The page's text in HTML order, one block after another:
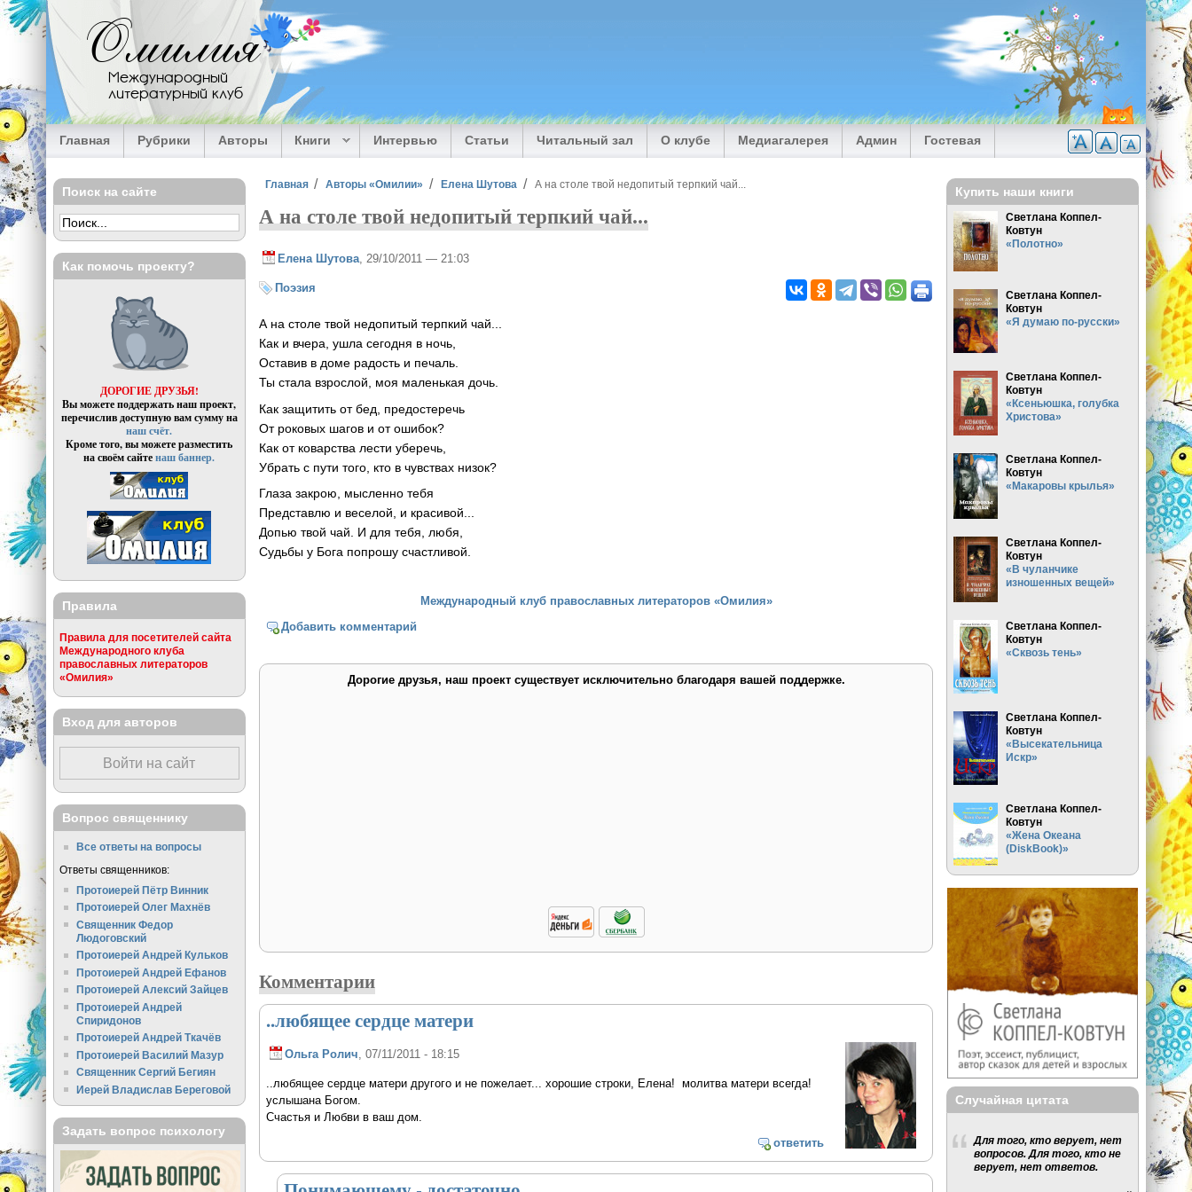
Перейти к основному содержанию
Омилия
Международный
литературный клуб
Главная Рубрики Авторы Книги Интервью Статьи Читальный зал О клубе Медиагалерея Админ Гостевая
Вы здесь
Главная Авторы «Омилии» Елена Шутова А на столе твой недопитый терпкий чай...
А на столе твой недопитый терпкий чай...
Елена Шутова , 29/10/2011 — 21:03
Поэзия
А на столе твой недопитый терпкий чай...
Как и вчера, ушла сегодня в ночь,
Оставив в доме радость и печаль.
Ты стала взрослой, моя маленькая дочь.
Как защитить от бед, предостеречь
От роковых шагов и от ошибок?
Как от коварства лести уберечь,
Убрать с пути того, кто в чувствах низок?
Глаза закрою, мысленно тебя
Представлю и веселой, и красивой...
Допью твой чай. И для тебя, любя,
Судьбы у Бога попрошу счастливой.
Международный клуб православных литераторов «Омилия»
Добавить комментарий
Дорогие друзья, наш проект существует исключительно благодаря вашей поддержке.
Комментарии
..любящее сердце матери
Ольга Ролич, 07/11/2011 - 18:15
..любящее сердце матери другого и не пожелает... хорошие строки, Елена! молитва матери всегда!
услышана Богом.
Счастья и Любви в ваш дом.
ответить
Поиск на сайте
Как помочь проекту?
ДОРОГИЕ ДРУЗЬЯ!
Вы можете поддержать наш проект,
перечислив доступную вам сумму на
наш счёт.
Кроме того, вы можете разместить
на своём сайтенаш баннер.
Правила
Правила для посетителей сайта
Международного клуба
православных литераторов
«Омилия»
Вход для авторов
Войти на сайт
Вопрос священнику
Все ответы на вопросы
Ответы священников:
Протоиерей Пётр Винник
Протоиерей Олег Махнёв
Священник Федор
Людоговский
Протоиерей Андрей Кульков
Протоиерей Андрей Ефанов
Протоиерей Алексий Зайцев
Протоиерей Андрей
Спиридонов
Протоиерей Андрей Ткачёв
Протоиерей Василий Мазур
Священник Сергий Бегиян
Иерей Владислав Береговой
Задать вопрос психологу
Купить наши книги
Светлана Коппел-
Ковтун
«Полотно»
Светлана Коппел-
Ковтун
«Я думаю по-русски»
Светлана Коппел-
Ковтун
«Ксеньюшка, голубка
Христова»
Светлана Коппел-
Ковтун
«Макаровы крылья»
Светлана Коппел-
Ковтун
«В чуланчике
изношенных вещей»
Светлана Коппел-
Ковтун
«Сквозь тень»
Светлана Коппел-
Ковтун
«Высекательница
Искр»
Светлана Коппел-
Ковтун
«Жена Океана
(DiskBook)»
Случайная цитата
Для того, кто верует, нет
вопросов. Для того, кто не
верует, нет ответов.